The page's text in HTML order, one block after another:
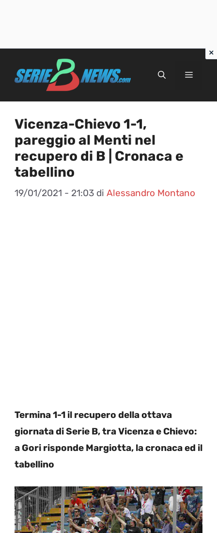
Menu
Vicenza-Chievo 1-1,
pareggio al Menti nel
recupero di B | Cronaca e
tabellino
19/01/2021 - 21:03 di Alessandro Montano
Termina 1-1 il recupero della ottava
giornata di Serie B, tra Vicenza e Chievo:
a Gori risponde Margiotta, la cronaca ed il
tabellino